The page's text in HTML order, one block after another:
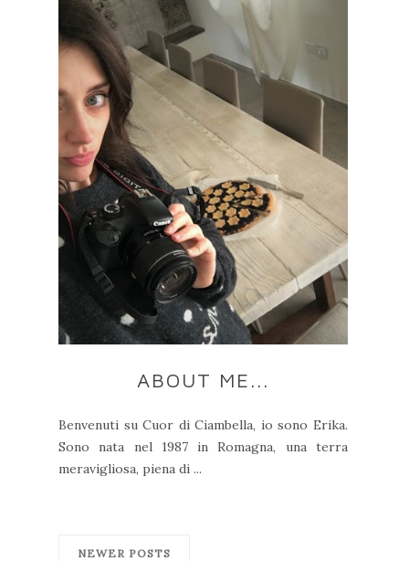
ABOUT ME...
Benvenuti su Cuor di Ciambella, io sono Erika.
Sono nata nel 1987 in Romagna, una terra
meravigliosa, piena di ...
NEWER POSTS